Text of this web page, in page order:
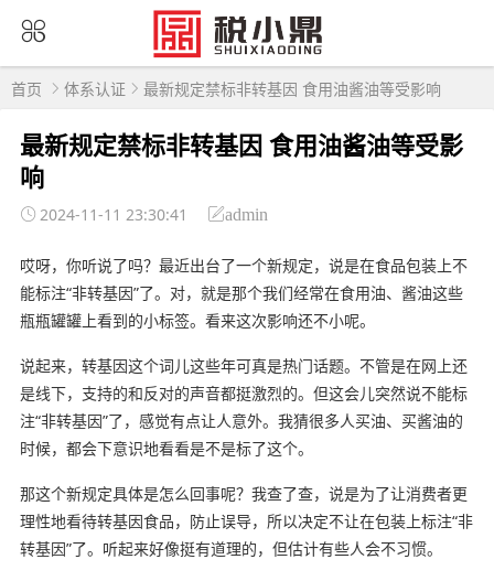
首页 体系认证 最新规定禁标非转基因 食用油酱油等受影响
最新规定禁标非转基因 食用油酱油等受影
响
2024-11-11 23:30:41 admin
哎呀，你听说了吗？最近出台了一个新规定，说是在食品包装上不
能标注“非转基因”了。对，就是那个我们经常在食用油、酱油这些
瓶瓶罐罐上看到的小标签。看来这次影响还不小呢。
说起来，转基因这个词儿这些年可真是热门话题。不管是在网上还
是线下，支持的和反对的声音都挺激烈的。但这会儿突然说不能标
注“非转基因”了，感觉有点让人意外。我猜很多人买油、买酱油的
时候，都会下意识地看看是不是标了这个。
那这个新规定具体是怎么回事呢？我查了查，说是为了让消费者更
理性地看待转基因食品，防止误导，所以决定不让在包装上标注“非
转基因”了。听起来好像挺有道理的，但估计有些人会不习惯。